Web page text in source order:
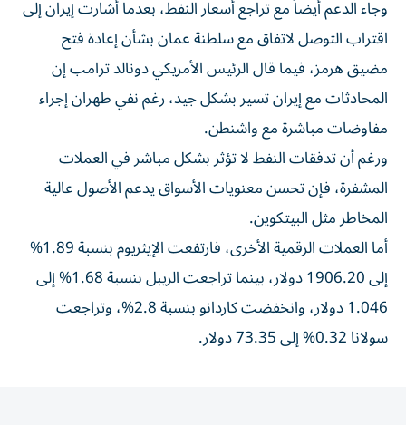
وجاء الدعم أيضاً مع تراجع أسعار النفط، بعدما أشارت إيران إلى
اقتراب التوصل لاتفاق مع سلطنة عمان بشأن إعادة فتح
مضيق هرمز، فيما قال الرئيس الأمريكي دونالد ترامب إن
المحادثات مع إيران تسير بشكل جيد، رغم نفي طهران إجراء
مفاوضات مباشرة مع واشنطن.
ورغم أن تدفقات النفط لا تؤثر بشكل مباشر في العملات
المشفرة، فإن تحسن معنويات الأسواق يدعم الأصول عالية
المخاطر مثل البيتكوين.
أما العملات الرقمية الأخرى، فارتفعت الإيثريوم بنسبة 1.89%
إلى 1906.20 دولار، بينما تراجعت الريبل بنسبة 1.68% إلى
1.046 دولار، وانخفضت كاردانو بنسبة 2.8%، وتراجعت
سولانا 0.32% إلى 73.35 دولار.